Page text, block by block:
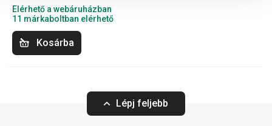
Elérhető a webáruházban
11 márkaboltban elérhető
Kosárba
Lépj feljebb